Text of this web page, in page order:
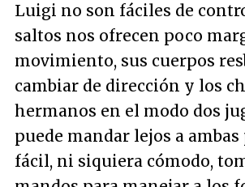
Luigi no son fáciles de
saltos nos ofrecen poco
movimiento, sus cuerpos
cambiar de dirección y los
hermanos en el modo dos
puede mandar lejos a ambas
fácil, ni siquiera cómodo,